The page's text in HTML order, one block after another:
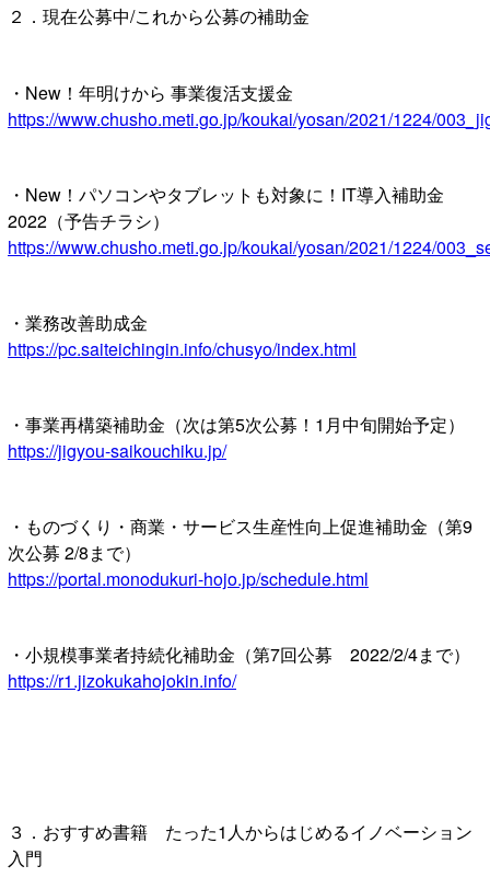
２．現在公募中/これから公募の補助金
・New！年明けから 事業復活支援金
https://www.chusho.meti.go.jp/koukai/yosan/2021/1224/
・New！パソコンやタブレットも対象に！IT導入補助金
2022（予告チラシ）
https://www.chusho.meti.go.jp/koukai/yosan/2021/1224/
・業務改善助成金
https://pc.saiteichingin.info/chusyo/index.html
・事業再構築補助金（次は第5次公募！1月中旬開始予定）
https://jigyou-saikouchiku.jp/
・ものづくり・商業・サービス生産性向上促進補助金（第9
次公募 2/8まで）
https://portal.monodukuri-hojo.jp/schedule.html
・小規模事業者持続化補助金（第7回公募 2022/2/4まで）
https://r1.jizokukahojokin.info/
３．おすすめ書籍 たった1人からはじめるイノベーション
入門